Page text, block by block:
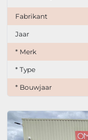
Fabrikant
Jaar
* Merk
* Type
* Bouwjaar